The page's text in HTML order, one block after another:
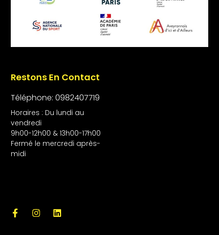
Restons En Contact
Téléphone: 0982407719
Horaires : Du lundi au
vendredi
9h00-12h00 & 13h00-17h00
Fermé le mercredi après-
midi